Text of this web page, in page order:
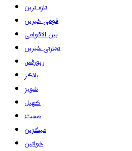
تازہ ترین
قومی خبریں
بین الاقوامی
تجارتی خبریں
رپورٹس
بلاگز
شوبز
کھیل
صحت
میگزین
خواتین